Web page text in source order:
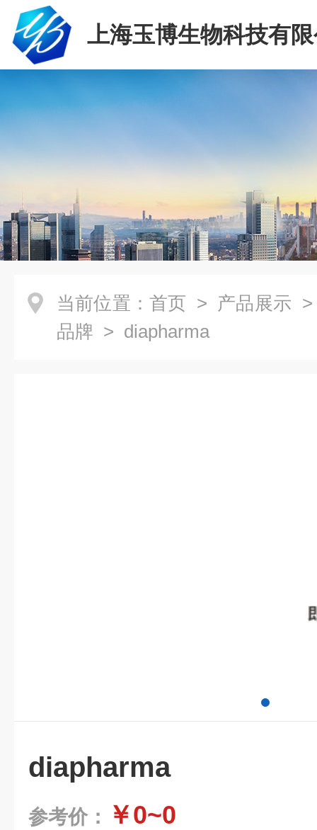
上海玉博生物科技有
当前位置： 首页 > 产品展示
品牌 > diapharma
diapharma
参考价： ￥0~0